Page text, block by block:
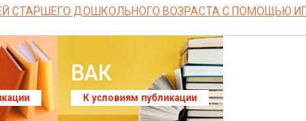
СТАРШЕГО ДОШКОЛЬНОГО ВОЗРАСТА С ПОМОЩЬЮ
ВАК
К условиям публикации